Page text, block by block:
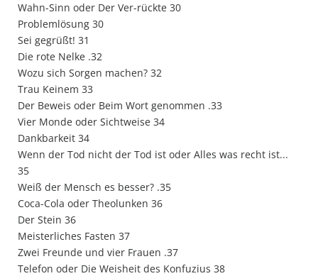
Wahn-Sinn oder Der Ver-rückte 30
Problemlösung 30
Sei gegrüßt! 31
Die rote Nelke .32
Wozu sich Sorgen machen? 32
Trau Keinem 33
Der Beweis oder Beim Wort genommen .33
Vier Monde oder Sichtweise 34
Dankbarkeit 34
Wenn der Tod nicht der Tod ist oder Alles was recht ist...
35
Weiß der Mensch es besser? .35
Coca-Cola oder Theolunken 36
Der Stein 36
Meisterliches Fasten 37
Zwei Freunde und vier Frauen .37
Telefon oder Die Weisheit des Konfuzius 38